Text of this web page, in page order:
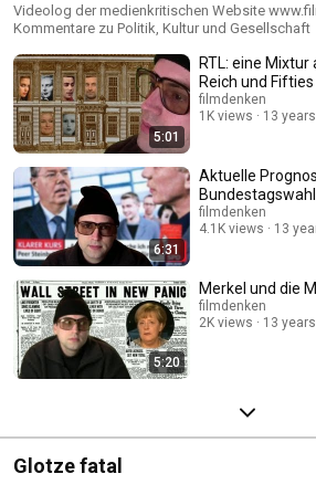
Videolog der medienkritischen Website
Kommentare zu Politik, Kultur und Gesellschaft
5:01
RTL: eine Mixtur
Reich und Fifties
filmdenken
1K views
13
6:31
Aktuelle
filmdenken
4.1K views
13
5:20
Merkel und die
filmdenken
2K views
13
Glotze fatal